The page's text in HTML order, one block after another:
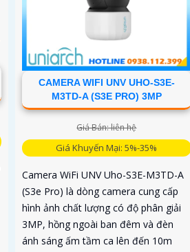
CAMERA WIFI UNV UHO-S3E-
M3TD-A (S3E PRO) 3MP
Giá Bán: liên hệ
Giá Khuyến Mại: 5%-35%
Camera WiFi UNV Uho-S3E-M3TD-A
(S3e Pro) là dòng camera cung cấp
hình ảnh chất lượng có độ phân giải
3MP, hồng ngoài ban đêm và đèn
ánh sáng ấm tầm ca lên đến 10m